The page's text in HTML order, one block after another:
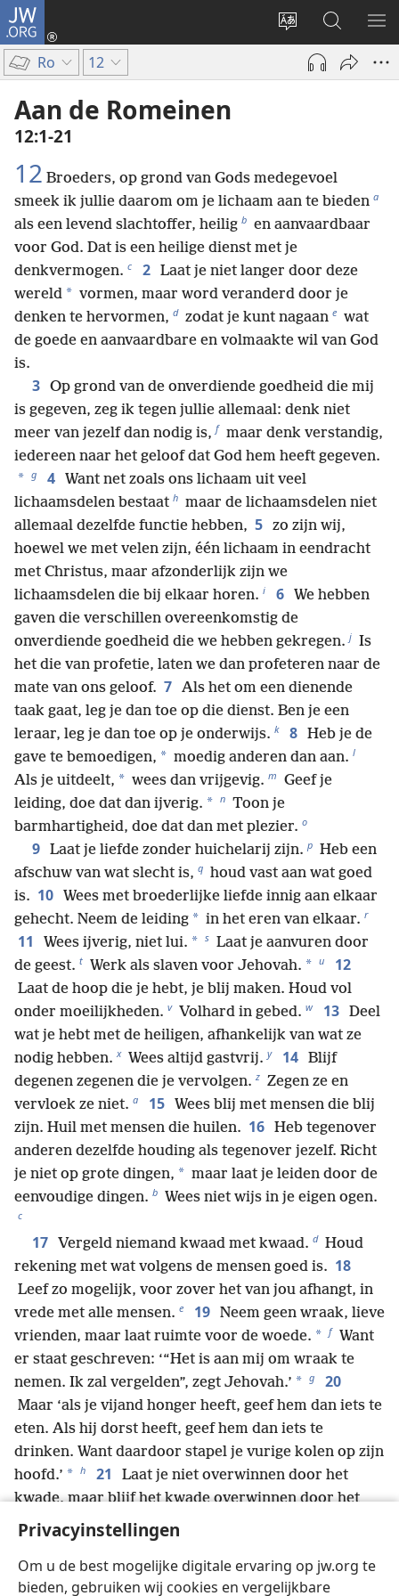
Privacyinstellingen
Om u de best mogelijke digitale ervaring op jw.org te
bieden, gebruiken wij cookies en vergelijkbare
JW.ORG
Taal
site
wijzigen
Inloggen
(opent
venster)
Zoeken
op
JW.ORG
Ro 12
Aan de Romeinen
12:1-21
12 Broeders, op grond van Gods medegevoel
smeek ik jullie daarom om je lichaam aan te bieden a
als een levend slachtoffer, heilig b en aanvaardbaar
voor God. Dat is een heilige dienst met je
denkvermogen. c 2 Laat je niet langer door deze
wereld * vormen, maar word veranderd door je
denken te hervormen, d zodat je kunt nagaan e wat
de goede en aanvaardbare en volmaakte wil van God
is.
3 Op grond van de onverdiende goedheid die mij
is gegeven, zeg ik tegen jullie allemaal: denk niet
meer van jezelf dan nodig is, f maar denk verstandig,
iedereen naar het geloof dat God hem heeft gegeven.
* g 4 Want net zoals ons lichaam uit veel
lichaamsdelen bestaat h maar de lichaamsdelen niet
allemaal dezelfde functie hebben, 5 zo zijn wij,
hoewel we met velen zijn, één lichaam in eendracht
met Christus, maar afzonderlijk zijn we
lichaamsdelen die bij elkaar horen. i 6 We hebben
gaven die verschillen overeenkomstig de
onverdiende goedheid die we hebben gekregen. j Is
het die van profetie, laten we dan profeteren naar de
mate van ons geloof. 7 Als het om een dienende
taak gaat, leg je dan toe op die dienst. Ben je een
leraar, leg je dan toe op je onderwijs. k 8 Heb je de
gave te bemoedigen, * moedig anderen dan aan. l
Als je uitdeelt, * wees dan vrijgevig. m Geef je
leiding, doe dat dan ijverig. * n Toon je
barmhartigheid, doe dat dan met plezier. o
9 Laat je liefde zonder huichelarij zijn. p Heb een
afschuw van wat slecht is, q houd vast aan wat goed
is. 10 Wees met broederlijke liefde innig aan elkaar
gehecht. Neem de leiding * in het eren van elkaar. r
11 Wees ijverig, niet lui. * s Laat je aanvuren door
de geest. t Werk als slaven voor Jehovah. * u 12
Laat de hoop die je hebt, je blij maken. Houd vol
onder moeilijkheden. v Volhard in gebed. w 13 Deel
wat je hebt met de heiligen, afhankelijk van wat ze
nodig hebben. x Wees altijd gastvrij. y 14 Blijf
degenen zegenen die je vervolgen. z Zegen ze en
vervloek ze niet. a 15 Wees blij met mensen die blij
zijn. Huil met mensen die huilen. 16 Heb tegenover
anderen dezelfde houding als tegenover jezelf. Richt
je niet op grote dingen, * maar laat je leiden door de
eenvoudige dingen. b Wees niet wijs in je eigen ogen.
c
17 Vergeld niemand kwaad met kwaad. d Houd
rekening met wat volgens de mensen goed is. 18
Leef zo mogelijk, voor zover het van jou afhangt, in
vrede met alle mensen. e 19 Neem geen wraak, lieve
vrienden, maar laat ruimte voor de woede. * f Want
er staat geschreven: ‘“Het is aan mij om wraak te
nemen. Ik zal vergelden”, zegt Jehovah.’ * g 20
Maar ‘als je vijand honger heeft, geef hem dan iets te
eten. Als hij dorst heeft, geef hem dan iets te
drinken. Want daardoor stapel je vurige kolen op zijn
hoofd.’ * h 21
Laat je niet overwinnen door het
kwade, maar blijf het kwade overwinnen door het
goede.
Vorige Volgende